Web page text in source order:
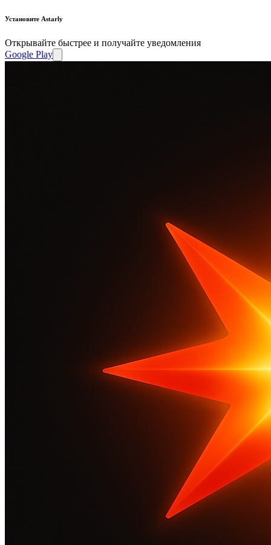
Установите Astarly
Открывайте быстрее и получайте уведомления
Google Play